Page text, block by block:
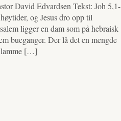
David Edvardsen Tekst: Joh 5,1-
og Jesus dro opp til
ligger en dam som på hebraisk
bueganger. Der lå det en mengde
lamme […]